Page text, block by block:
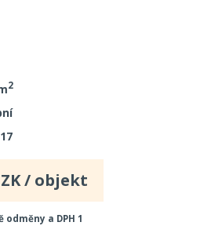
2
/ objekt
odměny a DPH 1